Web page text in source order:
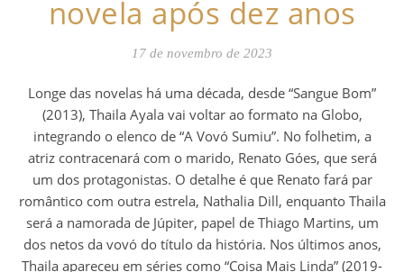
novela após dez anos
17 de novembro de 2023
Longe das novelas há uma década, desde “Sangue Bom”
(2013), Thaila Ayala vai voltar ao formato na Globo,
integrando o elenco de “A Vovó Sumiu”. No folhetim, a
atriz contracenará com o marido, Renato Góes, que será
um dos protagonistas. O detalhe é que Renato fará par
romântico com outra estrela, Nathalia Dill, enquanto Thaila
será a namorada de Júpiter, papel de Thiago Martins, um
dos netos da vovó do título da história. Nos últimos anos,
Thaila apareceu em séries como “Coisa Mais Linda” (2019-